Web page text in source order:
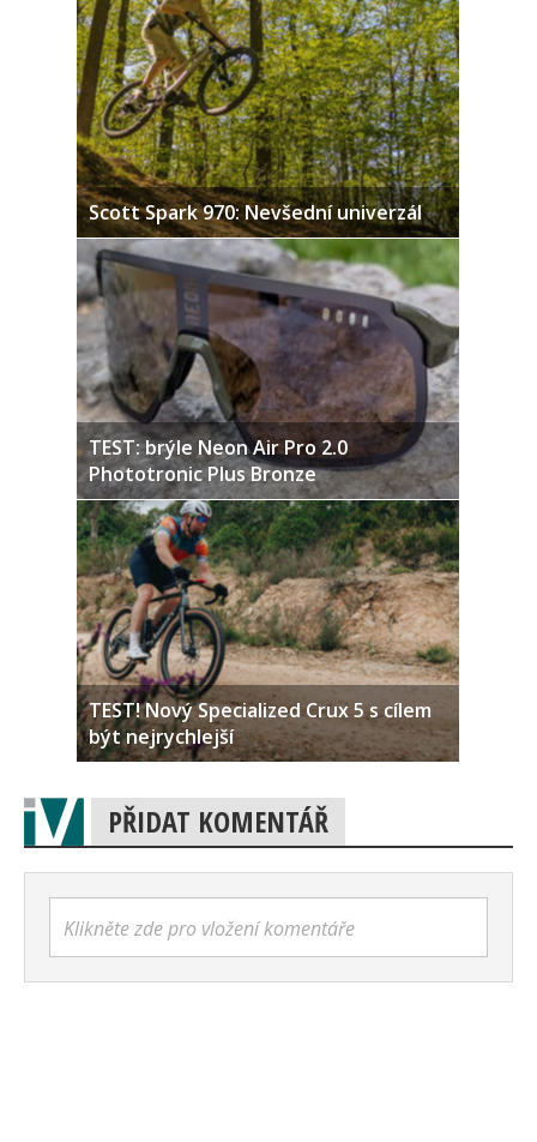
Scott Spark 970: Nevšední univerzál
TEST: brýle Neon Air Pro 2.0
Phototronic Plus Bronze
TEST! Nový Specialized Crux 5 s cílem
být nejrychlejší
PŘIDAT KOMENTÁŘ
Klikněte zde pro vložení komentáře